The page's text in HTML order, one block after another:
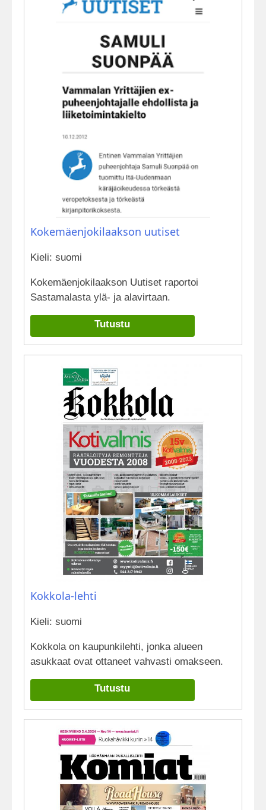
Kokemäenjokilaakson uutiset
Kieli: suomi
Kokemäenjokilaakson Uutiset raportoi
Sastamalasta ylä- ja alavirtaan.
Tutustu
Kokkola-lehti
Kieli: suomi
Kokkola on kaupunkilehti, jonka alueen
asukkaat ovat ottaneet vahvasti omakseen.
Tutustu